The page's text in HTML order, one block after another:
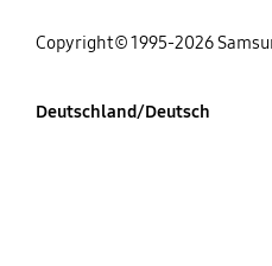
Copyright© 1995-2026
Deutschland/Deutsch